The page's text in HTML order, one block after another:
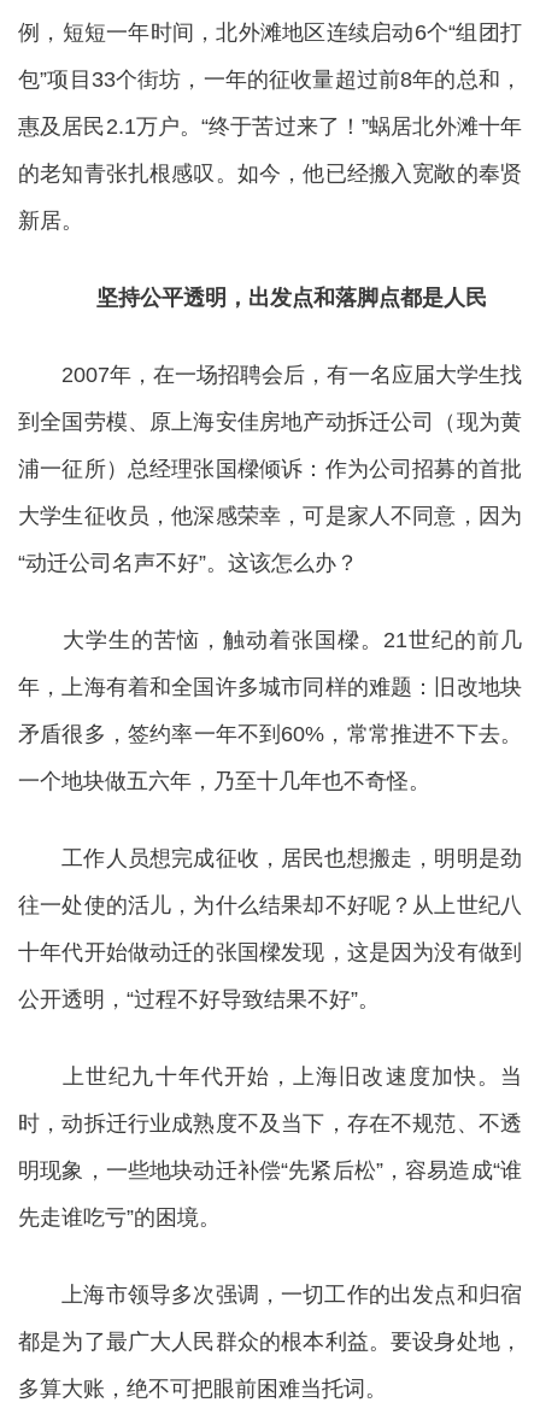
例，短短一年时间，北外滩地区连续启动6个“组团打
包”项目33个街坊，一年的征收量超过前8年的总和，
惠及居民2.1万户。“终于苦过来了！”蜗居北外滩十年
的老知青张扎根感叹。如今，他已经搬入宽敞的奉贤
新居。
坚持公平透明，出发点和落脚点都是人民
2007年，在一场招聘会后，有一名应届大学生找
到全国劳模、原上海安佳房地产动拆迁公司（现为黄
浦一征所）总经理张国樑倾诉：作为公司招募的首批
大学生征收员，他深感荣幸，可是家人不同意，因为
“动迁公司名声不好”。这该怎么办？
大学生的苦恼，触动着张国樑。21世纪的前几
年，上海有着和全国许多城市同样的难题：旧改地块
矛盾很多，签约率一年不到60%，常常推进不下去。
一个地块做五六年，乃至十几年也不奇怪。
工作人员想完成征收，居民也想搬走，明明是劲
往一处使的活儿，为什么结果却不好呢？从上世纪八
十年代开始做动迁的张国樑发现，这是因为没有做到
公开透明，“过程不好导致结果不好”。
上世纪九十年代开始，上海旧改速度加快。当
时，动拆迁行业成熟度不及当下，存在不规范、不透
明现象，一些地块动迁补偿“先紧后松”，容易造成“谁
先走谁吃亏”的困境。
上海市领导多次强调，一切工作的出发点和归宿
都是为了最广大人民群众的根本利益。要设身处地，
多算大账，绝不可把眼前困难当托词。